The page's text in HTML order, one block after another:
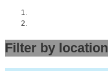
Filter by location